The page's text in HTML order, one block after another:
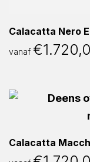
Calacatta Nero
vanaf €
Calacatta